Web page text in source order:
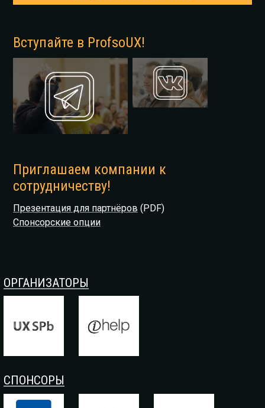
Вступайте в ProfsoUX!
Приглашаем компании к
сотрудничеству!
Презентация для партнёров (PDF)
Спонсорские опции
ОРГАНИЗАТОРЫ
СПОНСОРЫ